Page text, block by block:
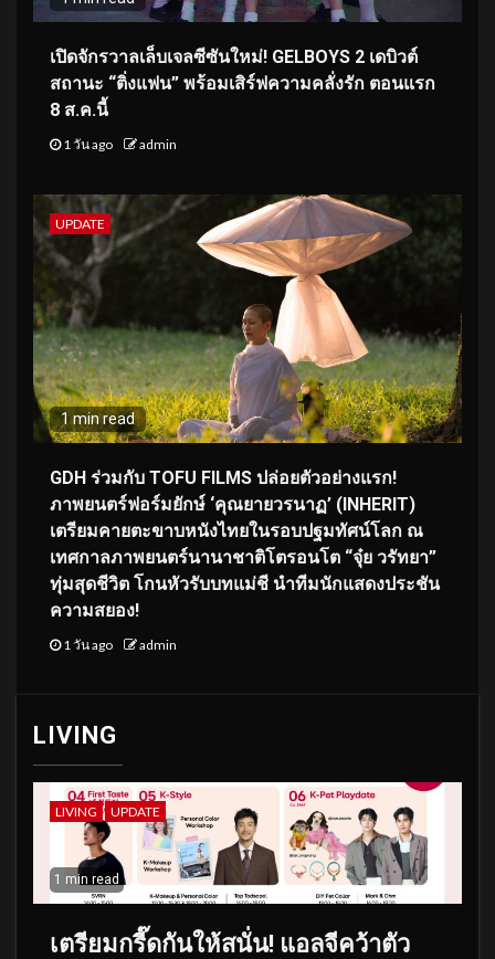
เปิดจักรวาลเล็บเจลซีซันใหม่! GELBOYS 2 เดบิวต์
สถานะ “ติ่งแฟน” พร้อมเสิร์ฟความคลั่งรัก ตอนแรก
8 ส.ค.นี้
1 วัน ago admin
UPDATE
1 min read
GDH ร่วมกับ TOFU FILMS ปล่อยตัวอย่างแรก!
ภาพยนตร์ฟอร์มยักษ์ ‘คุณยายวรนาฏ’ (INHERIT)
เตรียมคายตะขาบหนังไทยในรอบปฐมทัศน์โลก ณ
เทศกาลภาพยนตร์นานาชาติโตรอนโต “จุ๋ย วรัทยา”
ทุ่มสุดชีวิต โกนหัวรับบทแม่ชี นำทีมนักแสดงประชัน
ความสยอง!
1 วัน ago admin
LIVING
LIVING UPDATE
1 min read
เตรียมกรี๊ดกันให้สนั่น! แอลจีคว้าตัว